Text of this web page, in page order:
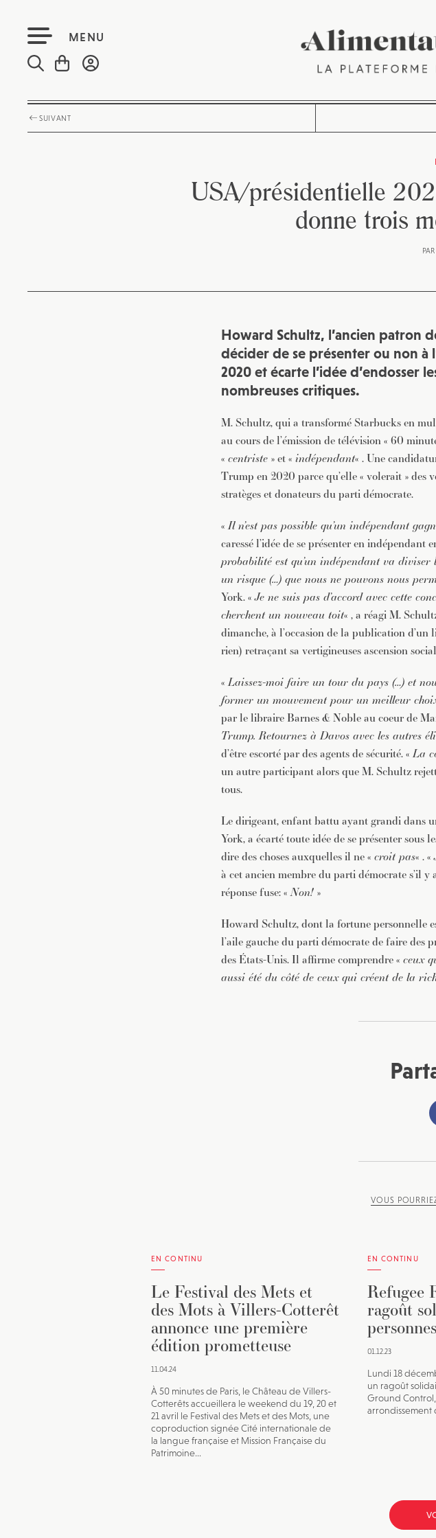
MENU
SUIVANT
USA/présidentielle
donne trois
PAR
Howard Schultz, l’ancien patron
décider de se présenter ou non à
2020 et écarte l’idée d’endosser
nombreuses critiques.
M. Schultz, qui a transformé Starbucks en
au cours de l’émission de télévision « 60
« centriste » et « indépendant« . Une
Trump en 2020 parce qu’elle « volerait »
stratèges et donateurs du parti démocrate.
«Il n’est pas possible qu’un indépendant
caressé l’idée de se présenter en
probabilité est qu’un indépendant va
un risque (…) que nous ne pouvons nous
York. «Je ne suis pas d’accord avec cette
cherchent un nouveau toit« , a réagi M.
dimanche, à l’occasion de la publication
rien) retraçant sa vertigineuses ascension
«Laissez-moi faire un tour du pays (…) et
former un mouvement pour un meilleur
par le libraire Barnes & Noble au coeur de
Trump. Retournez à Davos avec les autres
d’être escorté par des agents de sécurité. «La
un autre participant alors que M. Schultz
tous.
Le dirigeant, enfant battu ayant grandi dans
York, a écarté toute idée de se présenter sous
dire des choses auxquelles il ne « croit pas« . «
à cet ancien membre du parti démocrate s’il
réponse fuse: «Non! »
Howard Schultz, dont la fortune personnelle
l’aile gauche du parti démocrate de faire des
des États-Unis. Il affirme comprendre « ceux
aussi été du côté de ceux qui créent de la
VOUS
EN CONTINU
Le Festival des Mets et
des Mots à Villers-Cotterêt
annonce une première
édition prometteuse
11.04.24
À 50 minutes de Paris, le Château de Villers-
Cotterêts accueillera le weekend du 19, 20 et
21 avril le Festival des Mets et des Mots, une
coproduction signée Cité internationale de
la langue française et Mission Française du
Patrimoine...
EN CONTINU
Refugee
ragoût
personnes
01.12.23
Lundi 18
un ragoût
Ground
arrondissement